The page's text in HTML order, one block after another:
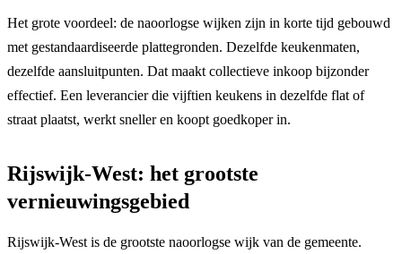
Het grote voordeel: de naoorlogse wijken zijn in korte tijd gebouwd
met gestandaardiseerde plattegronden. Dezelfde keukenmaten,
dezelfde aansluitpunten. Dat maakt collectieve inkoop bijzonder
effectief. Een leverancier die vijftien keukens in dezelfde flat of
straat plaatst, werkt sneller en koopt goedkoper in.
Rijswijk-West: het grootste
vernieuwingsgebied
Rijswijk-West is de grootste naoorlogse wijk van de gemeente.